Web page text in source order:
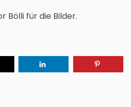
Bölli für die Bilder.